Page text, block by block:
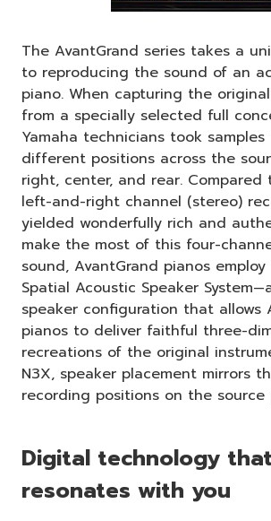
The AvantGrand series takes a
to reproducing the sound of an
piano. When capturing the
from a specially selected full
Yamaha technicians took
different positions across the
right, center, and rear. Compared
left-and-right channel (stereo)
yielded wonderfully rich and
make the most of this four-
sound, AvantGrand pianos employ
Spatial Acoustic Speaker
speaker configuration that allows
pianos to deliver faithful three-
recreations of the original
N3X, speaker placement mirrors
recording positions on the source
Digital technology that
resonates with you